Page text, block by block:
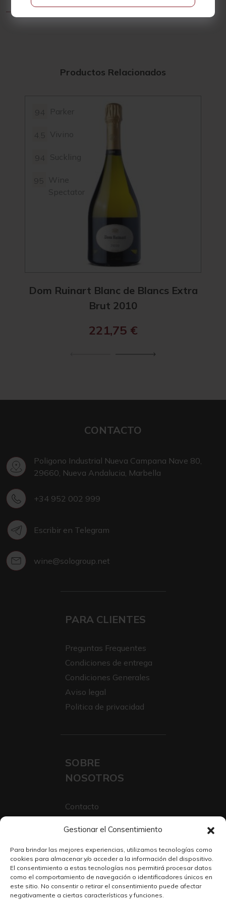
Gestionar el Consentimiento
Para brindar las mejores experiencias, utilizamos tecnologías como
cookies para almacenar y/o acceder a la información del dispositivo.
El consentimiento a estas tecnologías nos permitirá procesar datos
como el comportamiento de navegación o identificadores únicos en
este sitio. No consentir o retirar el consentimiento puede afectar
negativamente a ciertas características y funciones.
Productos Relacionados
Parker
Vivino
Suckling
Wine
Spectator
Dom Ruinart Blanc de Blancs Extra
Brut 2010
221,75 €
CONTACTO
Poligono Industrial Nueva Campana Nave 80,
29660, Nueva Andalucia, Marbella
+34 952 002 999
Escribir en Telegram
wine@sologroup.net
PARA CLIENTES
Preguntas Frequentes
Condiciones de entrega
Condiciones Generales
Aviso legal
Politica de privacidad
SOBRE
NOSOTROS
Contacto